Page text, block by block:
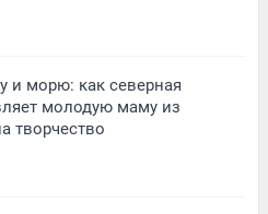
и морю: как северная
молодую маму из
творчество